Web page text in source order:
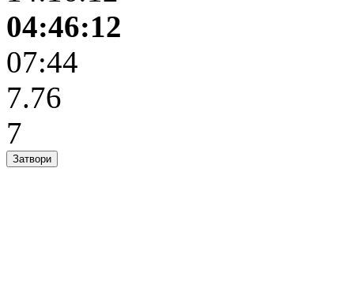
04:46:12
07:44
7.76
7
Затвори